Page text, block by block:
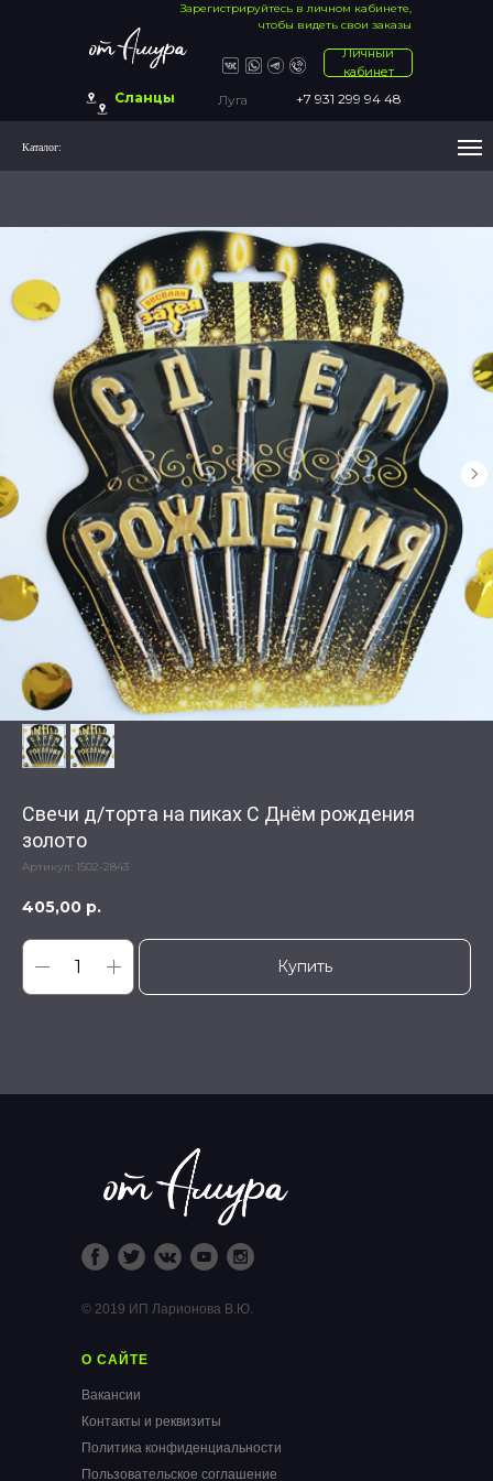
+7 931 299 94 48
Луга
Сланцы
Личный
кабинет
Зарегистрируйтесь в личном кабинете,
чтобы видеть свои заказы
Каталог:
Свечи д/торта на пиках С Днём рождения
золото
Артикул: 1502-2843
405,00 р.
Купить
О САЙТЕ
Вакансии
Контакты и реквизиты
Политика конфиденциальности
Пользовательское соглашение
© 2019 ИП Ларионова В.Ю.